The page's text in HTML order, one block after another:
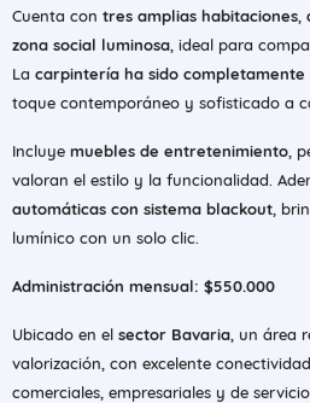
Cuenta con tres amplias habitaciones
zona social luminosa , ideal para
La carpintería ha sido
toque contemporáneo y sofisticado a
Incluye muebles de entretenimiento ,
valoran el estilo y la funcionalidad.
automáticas con sistema blackout ,
lumínico con un solo clic.
Administración mensual: $550.000
Ubicado en el sector Bavaria , un área
valorización, con excelente
comerciales, empresariales y de